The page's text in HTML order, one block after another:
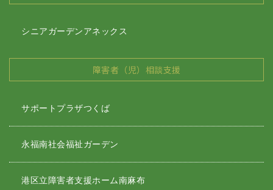
シニアガーデンアネックス
障害者（児）相談支援
サポートプラザつくば
永福南社会福祉ガーデン
港区立障害者支援ホーム南麻布